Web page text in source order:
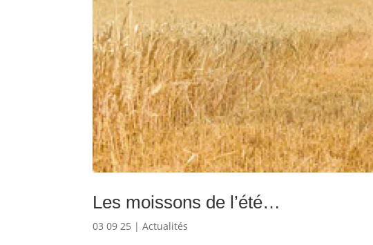
Les moissons de l’été…
03 09 25 |Actualités